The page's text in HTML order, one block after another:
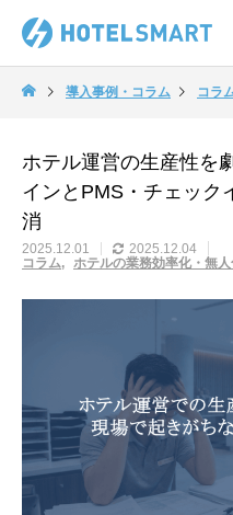
導入事例・コラム コラ
ホテル運営の生産性を
インとPMS・チェック
消
2025.12.01
2025.12.04
コラム
ホテルの業務効率化・無